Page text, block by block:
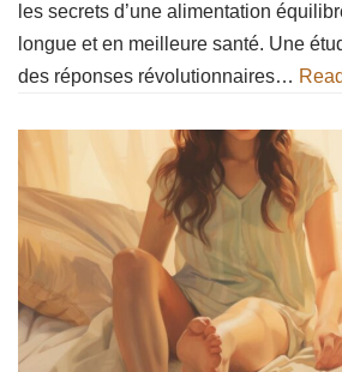
les secrets d’une alimentation
longue et en meilleure santé. Une
des réponses révolutionnaires…